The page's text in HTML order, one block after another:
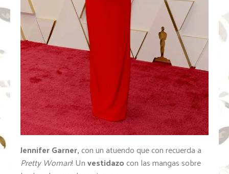
Jennifer Garner, con un atuendo que con recuerda a
Pretty Woman! Unvestidazo con las mangas sobre